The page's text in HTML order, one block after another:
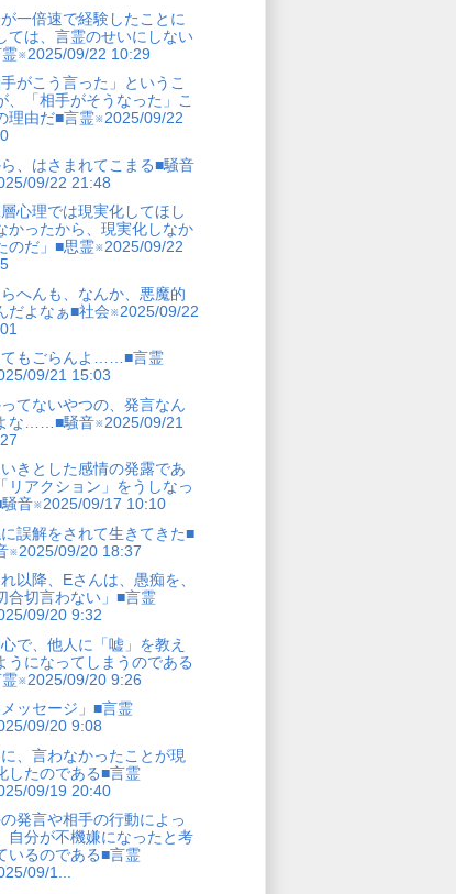
一倍速で経験したことに
ては、言霊のせいにしない
※2025/09/22 10:29
がこう言った」というこ
、「相手がそうなった」こ
理由だ■言霊※2025/09/22
、はさまれてこまる■騒音
09/22 21:48
心理では現実化してほし
かったから、現実化しなか
のだ」■思霊※2025/09/22
へんも、なんか、悪魔的
だよなぁ■社会※2025/09/22
てもごらんよ……■言霊
09/21 15:03
てないやつの、発言なん
な……■騒音※2025/09/21
きとした感情の発露であ
リアクション」をうしなっ
騒音※2025/09/17 10:10
誤解をされて生きてきた■
※2025/09/20 18:37
以降、Eさんは、愚痴を、
合切言わない」■言霊
09/20 9:32
で、他人に「嘘」を教え
うになってしまうのである
※2025/09/20 9:26
ッセージ」■言霊
09/20 9:08
、言わなかったことが現
したのである■言霊
09/19 20:40
発言や相手の行動によっ
自分が不機嫌になったと考
いるのである■言霊
09/1...